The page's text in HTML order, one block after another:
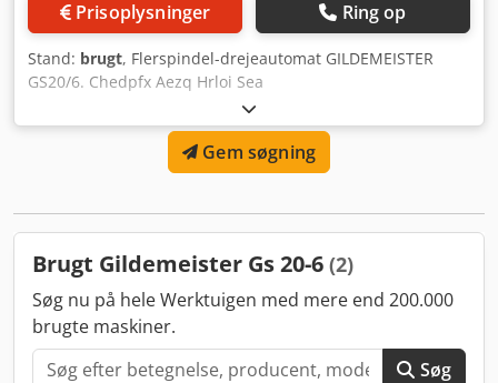
Prisoplysninger Ring op
Stand: brugt, Flerspindel-drejeautomat GILDEMEISTER
GS20/6. Chedpfx Aezq Hrloi Sea
Gem søgning
Brugt Gildemeister Gs 20-6 (2)
Søg nu på hele Werktuigen med mere end 200.000
brugte maskiner.
Søg